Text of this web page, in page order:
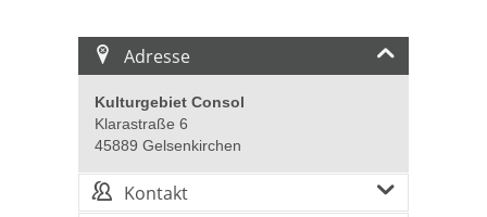
Adresse
Kulturgebiet Consol
Klarastraße 6
45889 Gelsenkirchen
Kontakt